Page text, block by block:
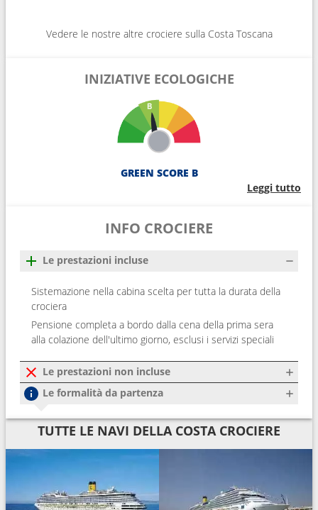
Vedere le nostre altre crociere sulla Costa Toscana
INIZIATIVE ECOLOGICHE
GREEN SCORE B
Leggi tutto
INFO CROCIERE
Le prestazioni incluse
Sistemazione nella cabina scelta per tutta la durata della
crociera
Pensione completa a bordo dalla cena della prima sera
alla colazione dell'ultimo giorno, esclusi i servizi speciali
Le prestazioni non incluse
Le formalità da partenza
TUTTE LE NAVI DELLA COSTA CROCIERE